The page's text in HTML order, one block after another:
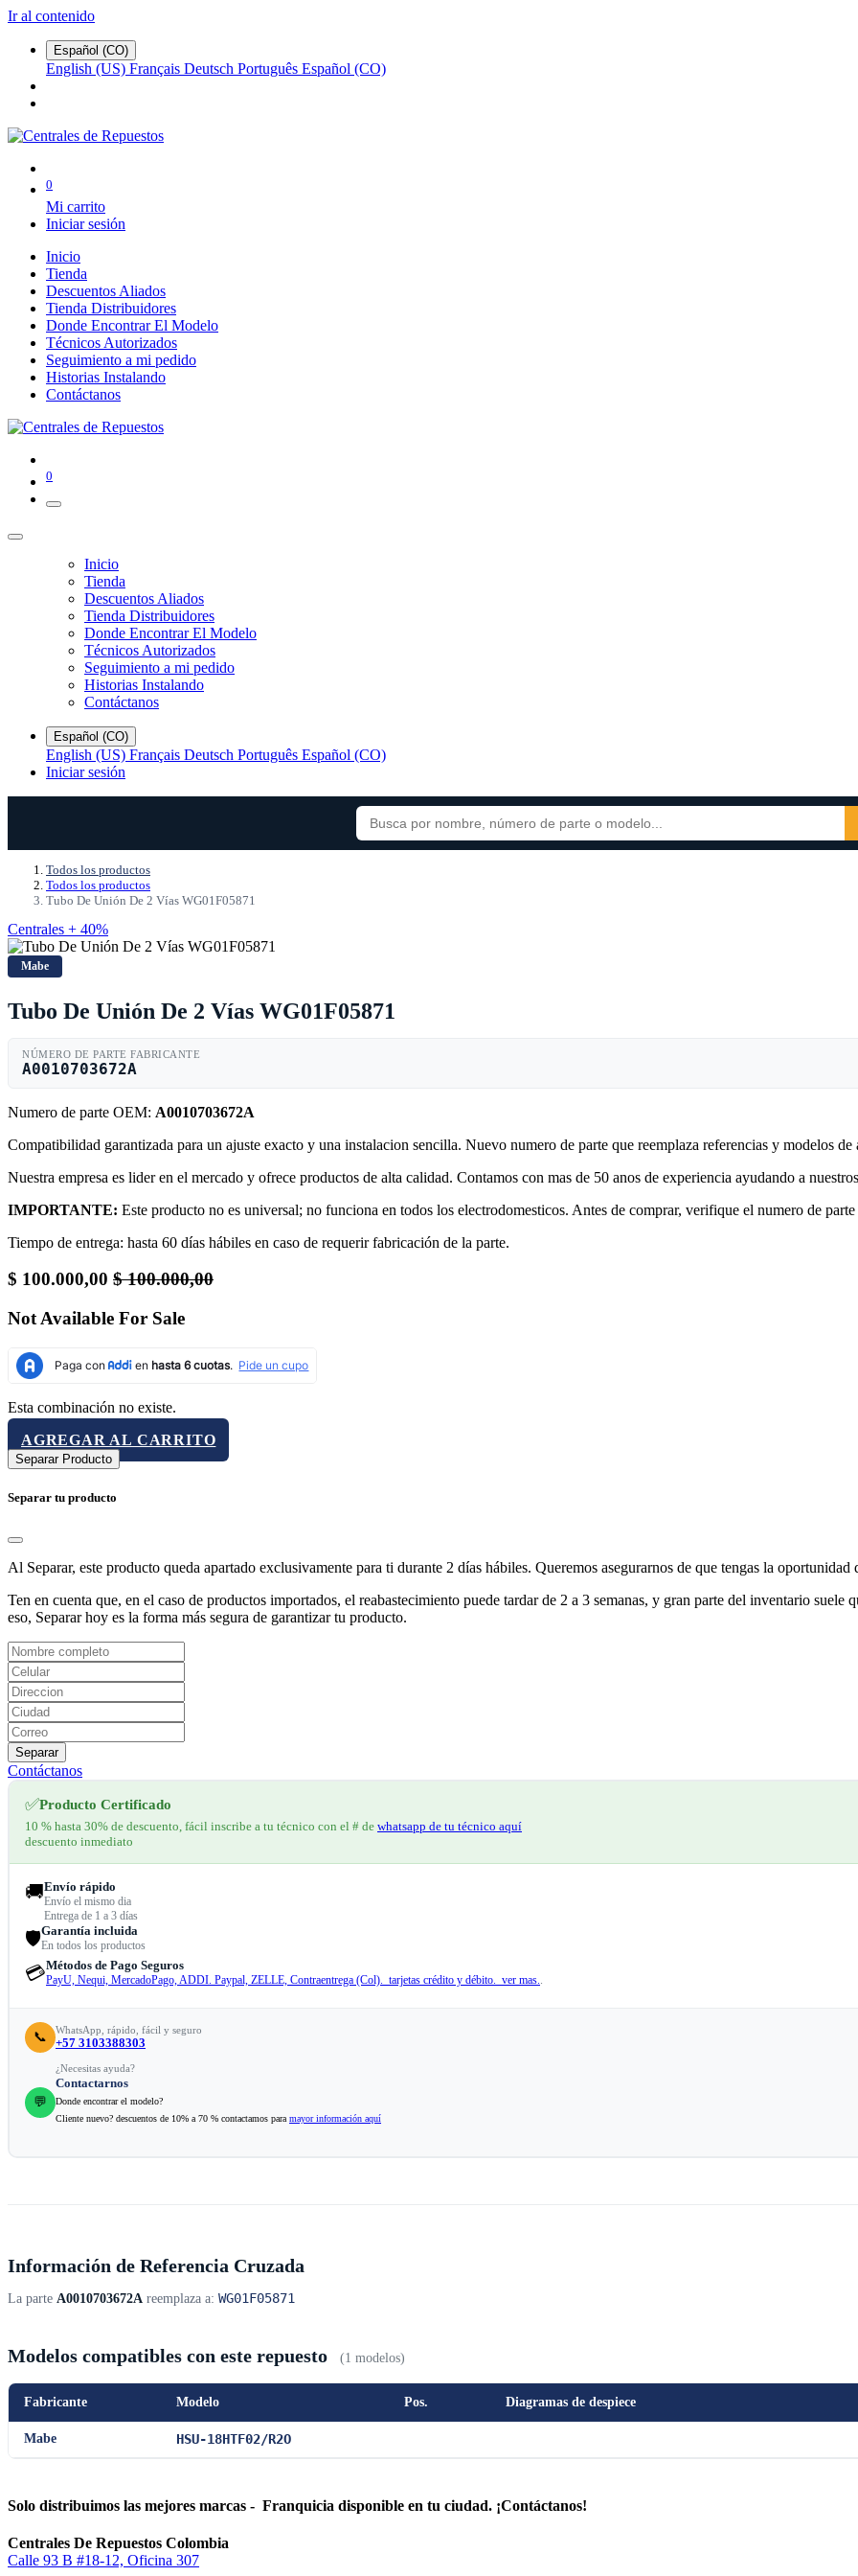
Ir al contenido
Español (CO)
English (US) Français Deutsch Português Español (CO)
0
Mi carrito
Iniciar sesión
Inicio
Tienda
Descuentos Aliados
Tienda Distribuidores
Donde Encontrar El Modelo
Técnicos Autorizados
Seguimiento a mi pedido
Historias Instalando
Contáctanos
0
Inicio
Tienda
Descuentos Aliados
Tienda Distribuidores
Donde Encontrar El Modelo
Técnicos Autorizados
Seguimiento a mi pedido
Historias Instalando
Contáctanos
Español (CO)
English (US) Français Deutsch Português Español (CO)
Iniciar sesión
Todos los productos
Todos los productos
Tubo De Unión De 2 Vías WG01F05871
Centrales + 40%
Mabe
Tubo De Unión De 2 Vías WG01F05871
NÚMERO DE PARTE FABRICANTE
A0010703672A
Numero de parte OEM: A0010703672A
Compatibilidad garantizada para un ajuste exacto y una instalacion sencilla. Nuevo numero de parte que reemplaza referencias y modelos de
Nuestra empresa es lider en el mercado y ofrece productos de alta calidad. Contamos con mas de 50 anos de experiencia ayudando a
IMPORTANTE: Este producto no es universal; no funciona en todos los electrodomesticos. Antes de comprar, verifique el numero de
Tiempo de entrega: hasta 60 días hábiles en caso de requerir fabricación de la parte.
$ 100.000,00 $100.000,00
Not Available For Sale
Esta combinación no existe.
AGREGAR AL CARRITO
Separar Producto
Separar tu producto
Al Separar, este producto queda apartado exclusivamente para ti durante 2 días hábiles. Queremos asegurarnos de que tengas la oportunidad
Ten en cuenta que, en el caso de productos importados, el reabastecimiento puede tardar de 2 a 3 semanas, y gran parte del inventario
eso, Separar hoy es la forma más segura de garantizar tu producto.
Separar
Contáctanos
✅Producto Certificado
10 % hasta 30% de descuento, fácil inscribe a tu técnico con el # de whatsapp de tu técnico aquí
descuento inmediato
🚚Envío rápido
Envío el mismo dia
Entrega de 1 a 3 días
🛡️Garantía incluida
En todos los productos
💳Métodos de Pago Seguros
PayU, Nequi, MercadoPago, ADDI. Paypal, ZELLE, Contraentrega (Col). tarjetas crédito y débito. ver mas..
📞 WhatsApp, rápido, fácil y seguro
+57 3103388303
💬
¿Necesitas ayuda?
Contactarnos
Donde encontrar el modelo?
Cliente nuevo? descuentos de 10% a 70 % contactamos para mayor información aquí
Información de Referencia Cruzada
La parte A0010703672A reemplaza a: WG01F05871
Modelos compatibles con este repuesto (1 modelos)
Fabricante Modelo Pos. Diagramas de despiece
Mabe HSU-18HTF02/R2O
Solo distribuimos las mejores marcas - Franquicia disponible en tu ciudad. ¡Contáctanos!
Centrales De Repuestos Colombia
Calle 93 B #18-12, Oficina 307